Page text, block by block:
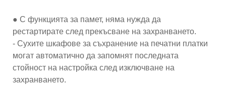
● С функцията за памет, няма нужда да
рестартирате след прекъсване на захранването.
- Сухите шкафове за съхранение на печатни платки
могат автоматично да запомнят последната
стойност на настройка след изключване на
захранването.